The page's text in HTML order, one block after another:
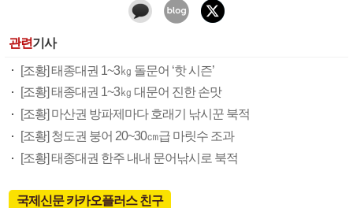
관련기사
[조황] 태종대권 1~3㎏ 돌문어 ‘핫 시즌’
[조황] 태종대권 1~3㎏ 대문어 진한 손맛
[조황] 마산권 방파제마다 호래기 낚시꾼 북적
[조황] 청도권 붕어 20~30㎝급 마릿수 조과
[조황] 태종대권 한주 내내 문어낚시로 북적
국제신문 카카오플러스 친구